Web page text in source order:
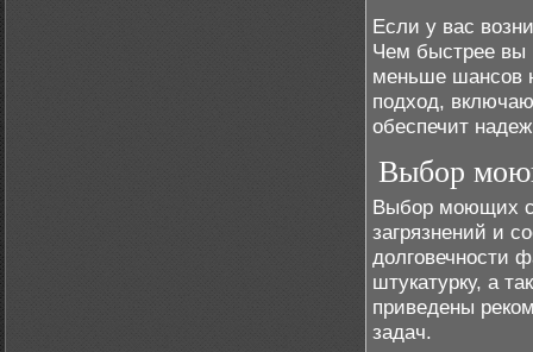
Если у вас
Чем быстрее вы
меньше шансов
подход,
обеспечит
Выбор
Выбор моющих
загрязнений и
долговечности
штукатурку, а
приведены
задач.